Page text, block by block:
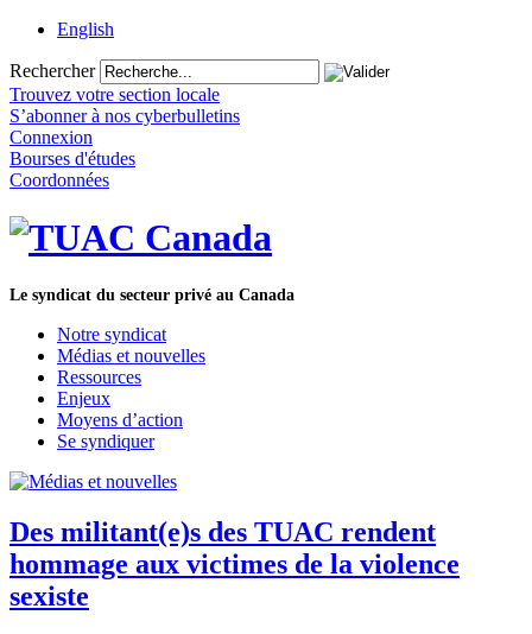
English
Rechercher
Trouvez votre section locale
S’abonner à nos cyberbulletins
Connexion
Bourses d'études
Coordonnées
Le syndicat du secteur privé au Canada
Notre syndicat
Médias et nouvelles
Ressources
Enjeux
Moyens d’action
Se syndiquer
Des militant(e)s des TUAC rendent
hommage aux victimes de la violence
sexiste